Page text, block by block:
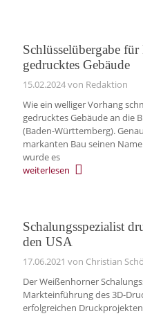
Schlüsselübergabe
gedrucktes Gebäude
15.02.2024von Redaktion
Wie ein welliger Vorhang
gedrucktes Gebäude an die
(Baden-Württemberg).
markanten Bau seinen
wurde es
weiterlesen
Schalungsspezialist
den USA
17.06.2021 von Christian
Der Weißenhorner
Markteinführung des 3D-
erfolgreichen